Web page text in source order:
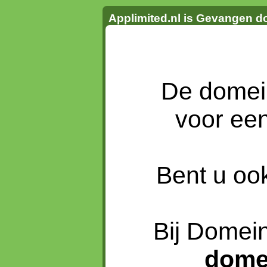
Applimited.nl is Gevangen
De
voor
Bent u
Bij